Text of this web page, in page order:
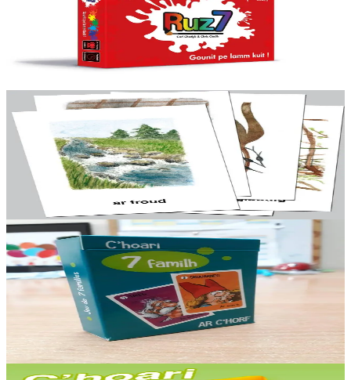
Cette nouvelle version de Red 7 est en breton ! Ruz7 reprend les
mêmes règles simples et efficaces de la version originale. Elle vous
permet d'apprendre ou...
2 ans et plus
TES
A-rummadoù
Une série de 126 cartes illustrées à ranger par thème : les animaux,
les plantes, etc. D’après une idée de Isabelle Le Nabat.
En stock
6 ans et plus
Keit vimp bev
Jeu de 7 familles - Le corps
Jeu de "7" familles sur le corps, avec 9 familles ! Nom des familles :
Bleveg, Lagadeg, Skouarneg, Taleg, Danteg, Troadeg, Keineg,
Frieg et Ivineg.
En stock5,00 €